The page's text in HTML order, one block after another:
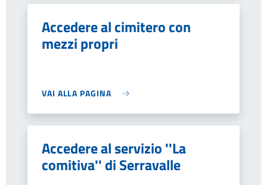
Accedere al cimitero con
mezzi propri
VAI ALLA PAGINA
Accedere al servizio ''La
comitiva'' di Serravalle